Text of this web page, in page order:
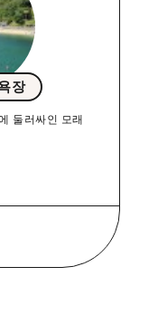
장
둘러싸인 모래